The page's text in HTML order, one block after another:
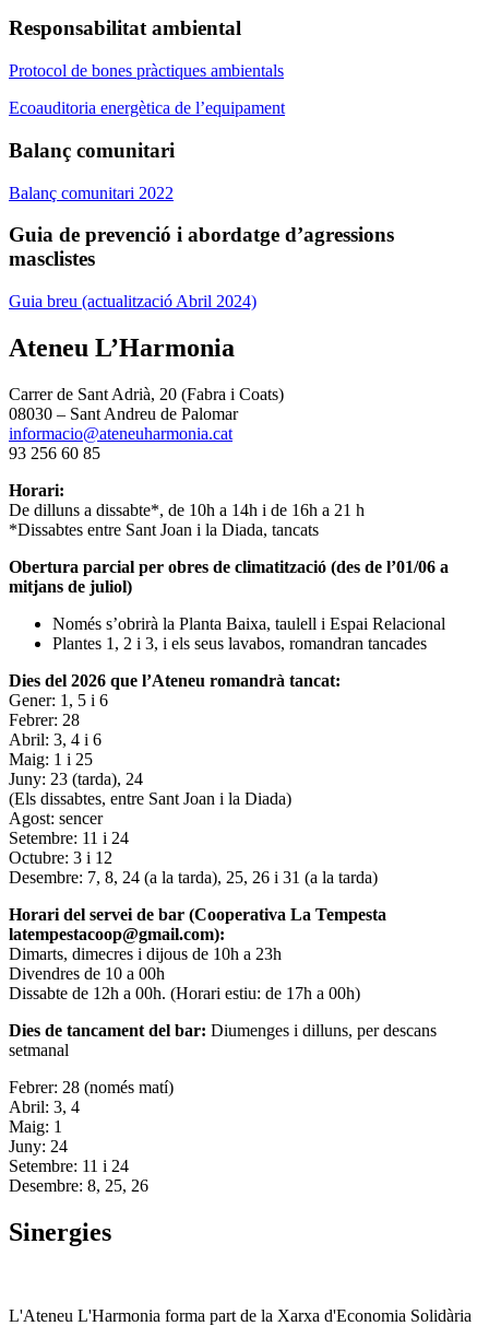
Responsabilitat ambiental
Protocol de bones pràctiques ambientals
Ecoauditoria energètica de l’equipament
Balanç comunitari
Balanç comunitari 2022
Guia de prevenció i abordatge d’agressions
masclistes
Guia breu (actualització Abril 2024)
Ateneu L’Harmonia
Carrer de Sant Adrià, 20 (Fabra i Coats)
08030 – Sant Andreu de Palomar
informacio@ateneuharmonia.cat
93 256 60 85
Horari:
De dilluns a dissabte*, de 10h a 14h i de 16h a 21 h
*Dissabtes entre Sant Joan i la Diada, tancats
Obertura parcial per obres de climatització (des de l’01/06 a
mitjans de juliol)
Només s’obrirà la Planta Baixa, taulell i Espai Relacional
Plantes 1, 2 i 3, i els seus lavabos, romandran tancades
Dies del 2026 que l’Ateneu romandrà tancat:
Gener: 1, 5 i 6
Febrer: 28
Abril: 3, 4 i 6
Maig: 1 i 25
Juny: 23 (tarda), 24
(Els dissabtes, entre Sant Joan i la Diada)
Agost: sencer
Setembre: 11 i 24
Octubre: 3 i 12
Desembre: 7, 8, 24 (a la tarda), 25, 26 i 31 (a la tarda)
Horari del servei de bar (Cooperativa La Tempesta
latempestacoop@gmail.com):
Dimarts, dimecres i dijous de 10h a 23h
Divendres de 10 a 00h
Dissabte de 12h a 00h. (Horari estiu: de 17h a 00h)
Dies de tancament del bar: Diumenges i dilluns, per descans
setmanal
Febrer: 28 (només matí)
Abril: 3, 4
Maig: 1
Juny: 24
Setembre: 11 i 24
Desembre: 8, 25, 26
Sinergies
L'Ateneu L'Harmonia forma part de la Xarxa d'Economia Solidària